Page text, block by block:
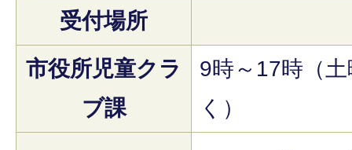
受付場所
市役所児童クラ
ブ課
9時～17時（
く）